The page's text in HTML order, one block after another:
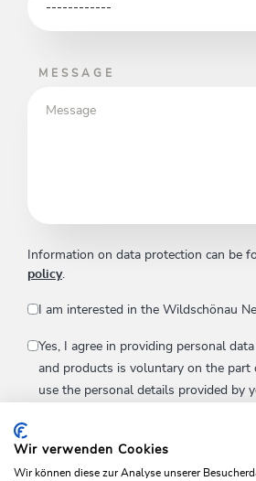
MESSAGE
Information on data protection can be
policy.
I am interested in the Wildschönau
Yes, I agree in providing personal
and products is voluntary on the part
use the personal details provided by
Wir verwenden Cookies
Wir können diese zur Analyse unserer